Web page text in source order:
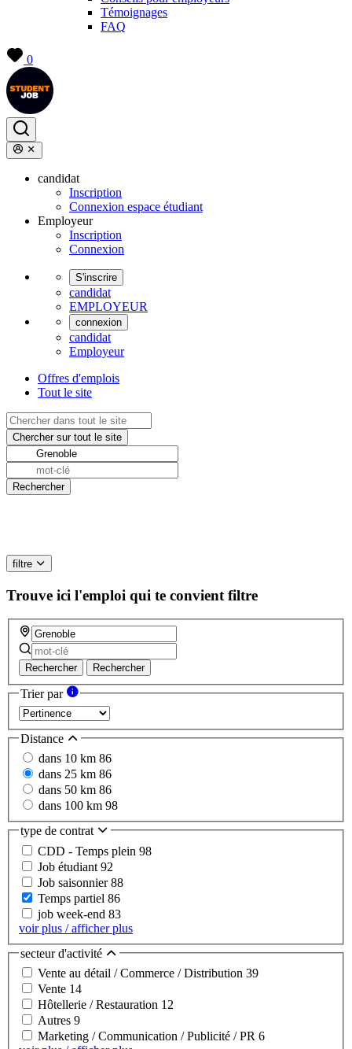
Témoignages
FAQ
0
candidat
Inscription
Connexion espace étudiant
Employeur
Inscription
Connexion
S'inscrire
candidat
EMPLOYEUR
connexion
candidat
Employeur
Offres d'emplois
Tout le site
filtre
Trouve ici l'emploi qui te convient filtre
Rechercher Rechercher
Trier par
Distance
dans 10 km 86
dans 25 km 86
dans 50 km 86
dans 100 km 98
type de contrat
CDD - Temps plein 98
Job étudiant 92
Job saisonnier88
Temps partiel 86
job week-end 83
voir plus / afficher plus
secteur d'activité
Vente au détail / Commerce / Distribution 39
Vente 14
Hôtellerie / Restauration 12
Autres 9
Marketing / Communication / Publicité / PR 6